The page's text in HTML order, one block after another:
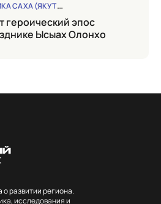
САХА (ЯКУТИЯ)
героический эпос
Ысыах Олонхо
развитии региона.
исследования и